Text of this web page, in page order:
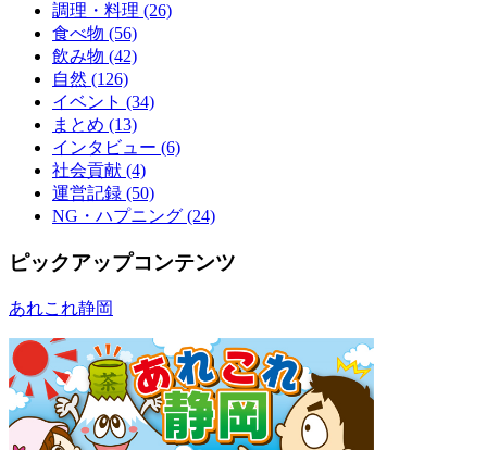
調理・料理 (26)
食べ物 (56)
飲み物 (42)
自然 (126)
イベント (34)
まとめ (13)
インタビュー (6)
社会貢献 (4)
運営記録 (50)
NG・ハプニング (24)
ピックアップコンテンツ
あれこれ静岡